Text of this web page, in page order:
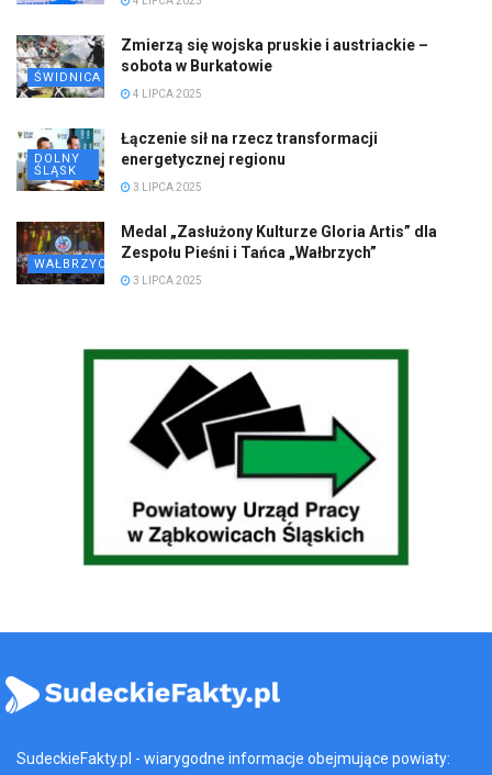
ŚWIDNICA
Zmierzą się wojska pruskie i austriackie –
sobota w Burkatowie
4 LIPCA 2025
DOLNY
ŚLĄSK
Łączenie sił na rzecz transformacji
energetycznej regionu
3 LIPCA 2025
WAŁBRZYCH
Medal „Zasłużony Kulturze Gloria Artis” dla
Zespołu Pieśni i Tańca „Wałbrzych”
3 LIPCA 2025
SudeckieFakty.pl - wiarygodne informacje obejmujące powiaty: